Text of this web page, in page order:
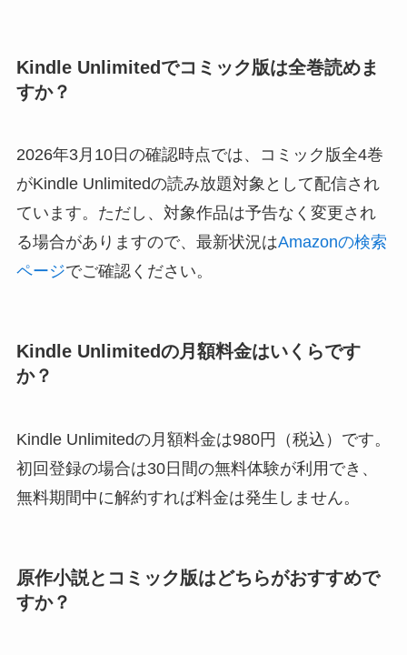
Kindle Unlimitedでコミック版は全巻読めま
すか？
2026年3月10日の確認時点では、コミック版全4巻
がKindle Unlimitedの読み放題対象として配信され
ています。ただし、対象作品は予告なく変更され
る場合がありますので、最新状況はAmazonの検索
ページでご確認ください。
Kindle Unlimitedの月額料金はいくらです
か？
Kindle Unlimitedの月額料金は980円（税込）です。
初回登録の場合は30日間の無料体験が利用でき、
無料期間中に解約すれば料金は発生しません。
原作小説とコミック版はどちらがおすすめで
すか？